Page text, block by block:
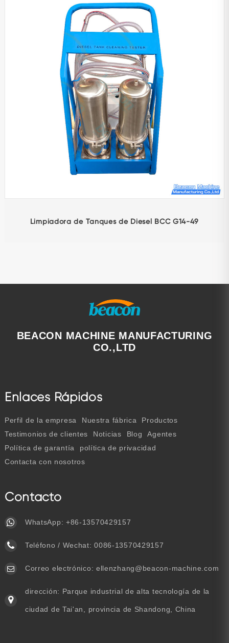
Limpiadora de Tanques de Diesel BCC G14-49
BEACON MACHINE MANUFACTURING
CO.,LTD
Enlaces Rápidos
Perfil de la empresa Nuestra fábrica
Productos
Testimonios de clientes
Noticias Blog
Agentes
Política de garantía
política de privacidad
Contacta con nosotros
Contacto
WhatsApp: +86-13570429157
Teléfono / Wechat:0086-13570429157
Correo electrónico: ellenzhang@beacon-machine.com
dirección: Parque industrial de alta tecnología de la
ciudad de Tai'an, provincia de Shandong, China